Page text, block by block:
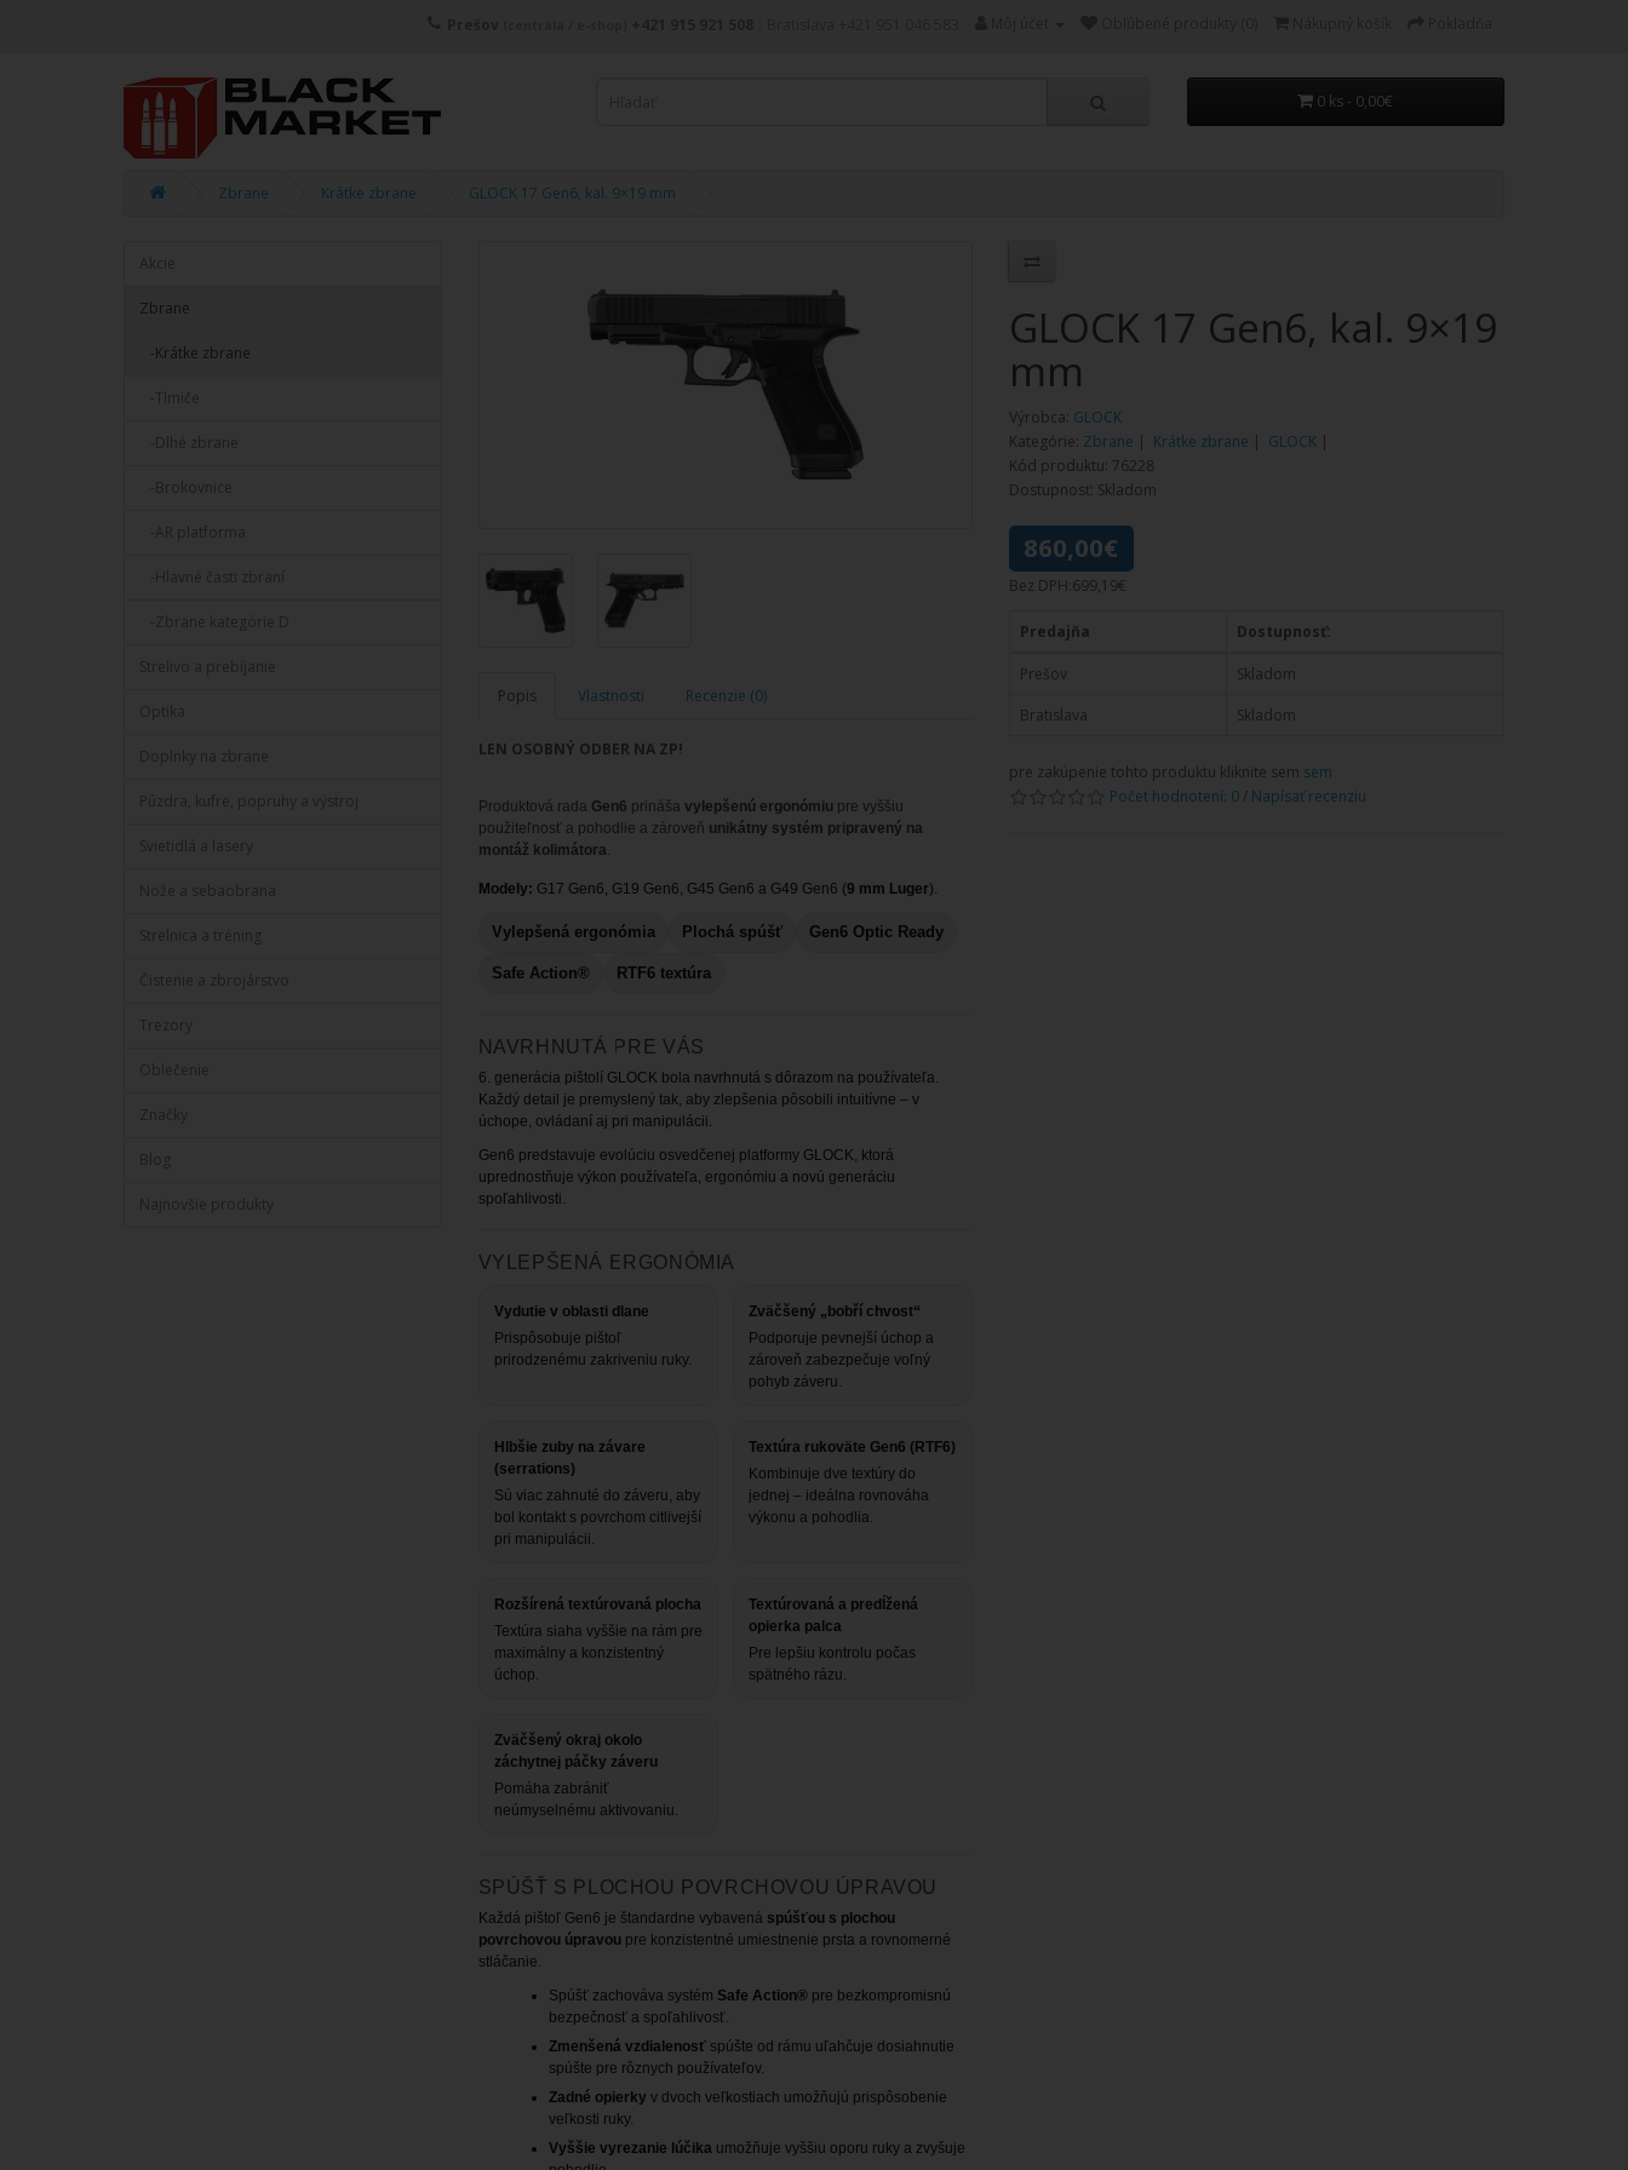
Prešov +421 915 921 508
0 ks - 0,00€
Zbrane Krátke zbrane GLOCK 17 Gen6, kal. 9×19 mm
Akcie
Zbrane
-Krátke zbrane
-Tlmiče
-Dlhé zbrane
-Brokovnice
-AR platforma
-Hlavné časti zbraní
-Zbrane kategórie D
Strelivo a prebíjanie
Optika
Doplnky na zbrane
Púzdra, kufre, popruhy a výstroj
Svietidlá a lasery
Nože a sebaobrana
Strelnica a tréning
Čistenie a zbrojárstvo
Trezory
Oblečenie
Značky
Blog
Najnovšie produkty
Popis Vlastnosti Recenzie (0)
LEN OSOBNÝ ODBER NA ZP!
Produktová rada Gen6 prináša vylepšenú ergonómiu pre vyššiu
použiteľnosť a pohodlie a zároveň unikátny systém pripravený na
montáž kolimátora.
Modely: G17 Gen6, G19 Gen6, G45 Gen6 a G49 Gen6 (9 mm Luger).
Vylepšená ergonómia Plochá spúšť Gen6 Optic Ready
Safe Action® RTF6 textúra
NAVRHNUTÁ PRE VÁS
6. generácia pištolí GLOCK bola navrhnutá s dôrazom na používateľa.
Každý detail je premyslený tak, aby zlepšenia pôsobili intuitívne – v
úchope, ovládaní aj pri manipulácii.
Gen6 predstavuje evolúciu osvedčenej platformy GLOCK, ktorá
uprednostňuje výkon používateľa, ergonómiu a novú generáciu
spoľahlivosti.
VYLEPŠENÁ ERGONÓMIA
Vydutie v oblasti dlane
Prispôsobuje pištoľ
prirodzenému zakriveniu ruky.
Zväčšený „bobří chvost“
Podporuje pevnejší úchop a
zároveň zabezpečuje voľný
pohyb záveru.
Hlbšie zuby na závare
(serrations)
Sú viac zahnuté do záveru, aby
bol kontakt s povrchom citlivejší
pri manipulácii.
Textúra rukoväte Gen6 (RTF6)
Kombinuje dve textúry do
jednej – ideálna rovnováha
výkonu a pohodlia.
Rozšírená textúrovaná plocha
Textúra siaha vyššie na rám pre
maximálny a konzistentný
úchop.
Textúrovaná a predĺžená
opierka palca
Pre lepšiu kontrolu počas
spätného rázu.
Zväčšený okraj okolo
záchytnej páčky záveru
Pomáha zabrániť
neúmyselnému aktivovaniu.
SPÚŠŤ S PLOCHOU POVRCHOVOU ÚPRAVOU
Každá pištoľ Gen6 je štandardne vybavená spúšťou s plochou
povrchovou úpravoupre konzistentné umiestnenie prsta a rovnomerné
stláčanie.
Spúšť zachováva systém Safe Action®pre bezkompromisnú
bezpečnosť a spoľahlivosť.
Zmenšená vzdialenosťspúšte od rámu uľahčuje dosiahnutie
spúšte pre rôznych používateľov.
Zadné opierky v dvoch veľkostiach umožňujú prispôsobenie
veľkosti ruky.
Vyššie vyrezanie lúčikaumožňuje vyššiu oporu ruky a zvyšuje
GLOCK 17 Gen6, kal. 9×19
mm
Výrobca: GLOCK
Kategórie: Zbrane | Krátke zbrane | GLOCK |
Kód produktu: 76228
Dostupnosť: Skladom
860,00€
Bez DPH:699,19€
Predajňa Dostupnosť:
Prešov
Skladom
Bratislava
Skladom
pre zakúpenie tohto produktu kliknite sem sem
Počet hodnotení: 0 / Napísať recenziu